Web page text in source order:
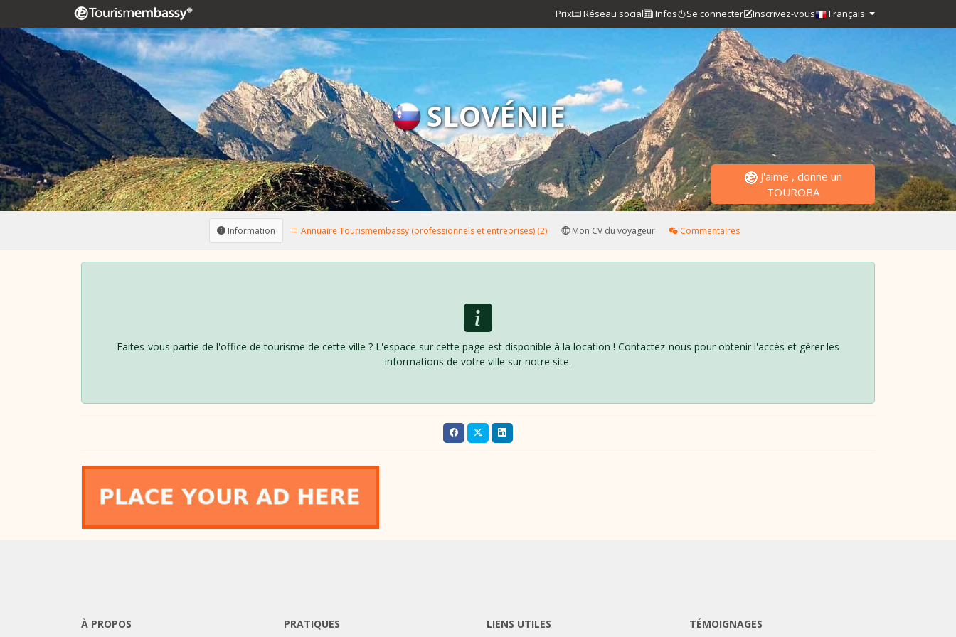
Prix Réseau social Infos Se connecter Inscrivez-vous Français
SLOVÉNIE
J'aime , donne un
TOUROBA
Information Annuaire Tourismembassy (professionnels et entreprises) (2) Mon CV du voyageur Commentaires
Faites-vous partie de l'office de tourisme de cette ville ? L'espace sur cette page est disponible à la location ! Contactez-nous pour obtenir l'accès et gérer les
informations de votre ville sur notre site.
À PROPOS PRATIQUES LIENS UTILES TÉMOIGNAGES